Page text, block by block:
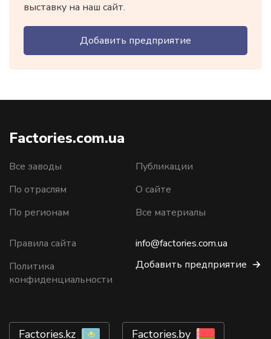
выставку на наш сайт.
Добавить предприятие
Factories.com.ua
Все заводы
По отраслям
По регионам
Публикации
О сайте
Все материалы
Правила сайта
Политика
конфиденциальности
info@factories.com.ua
Добавить предприятие
Factories.kz Factories.by